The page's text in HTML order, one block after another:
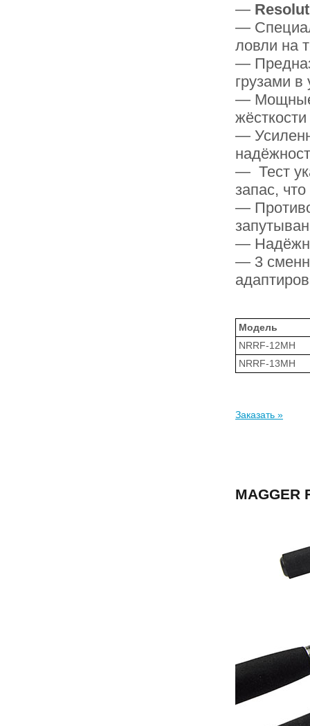
—
—
ловли на
—
грузами в
— Мощные
—
— Тест
запас,
—
—
— 3
Модель
NRRF-12MH
NRRF-13MH
Заказать »
MAGGER